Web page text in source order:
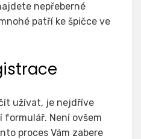
nepřeberné
patří ke špičce ve
užívat, je nejdříve
Není ovšem
proces Vám zabere